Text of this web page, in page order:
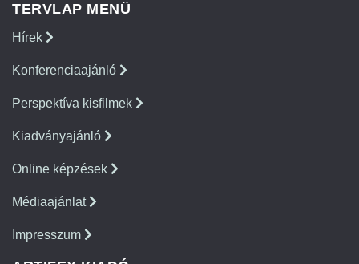
TERVLAP MENÜ
Hírek
Konferenciaajánló
Perspektíva kisfilmek
Kiadványajánló
Online képzések
Médiaajánlat
Impresszum